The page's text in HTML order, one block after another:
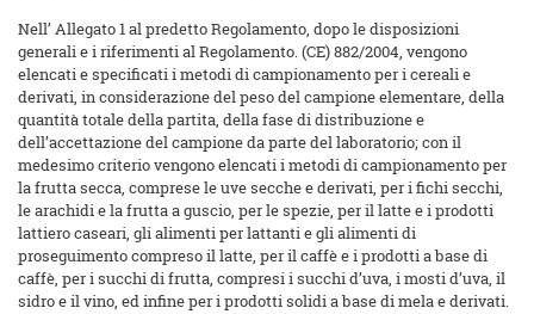
Nell’ Allegato 1 al predetto Regolamento, dopo le disposizioni
generali e i riferimenti al Regolamento. (CE) 882/2004, vengono
elencati e specificati i metodi di campionamento per i cereali e
derivati, in considerazione del peso del campione elementare, della
quantità totale della partita, della fase di distribuzione e
dell’accettazione del campione da parte del laboratorio; con il
medesimo criterio vengono elencati i metodi di campionamento per
la frutta secca, comprese le uve secche e derivati, per i fichi secchi,
le arachidi e la frutta a guscio, per le spezie, per il latte e i prodotti
lattiero caseari, gli alimenti per lattanti e gli alimenti di
proseguimento compreso il latte, per il caffè e i prodotti a base di
caffè, per i succhi di frutta, compresi i succhi d’uva, i mosti d’uva, il
sidro e il vino, ed infine per i prodotti solidi a base di mela e derivati.